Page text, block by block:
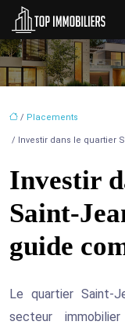
/ Placements
/ Investir dans le quartier
Investir
Saint-
guide
Le quartier Saint-
secteur